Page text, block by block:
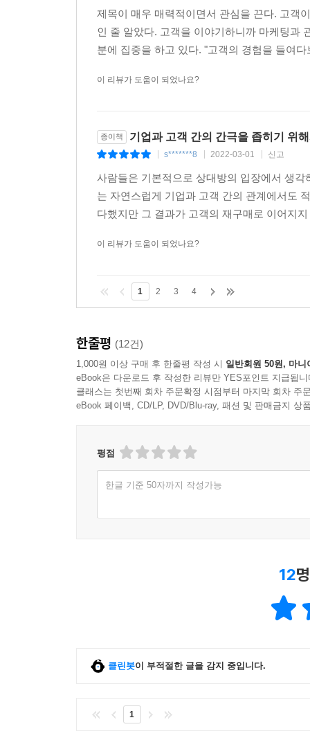
제목이 매우 매력적이면서 관심을 끈다. 고객
인 줄 알았다. 고객을 이야기하니까 마케팅과
분에 집중을 하고 있다. "고객의 경험을 들여
이 리뷰가 도움이 되었나요?
종이책 기업과 고객 간의 간극을 좁히기 위
s*******8 2022-03-01 신고
사람들은 기본적으로 상대방의 입장에서 생
는 자연스럽게 기업과 고객 간의 관계에서도
다했지만 그 결과가 고객의 재구매로 이어지
이 리뷰가 도움이 되었나요?
1 2 3 4
한줄평 (12건)
1,000원 이상 구매 후 한줄평 작성 시 일반회원 50원, 마니
eBook은 다운로드 후 작성한 리뷰만 YES포인트 지급됩니
클래스는 첫번째 회차 주문확정 시점부터 마지막 회차 주
eBook 페이백, CD/LP, DVD/Blu-ray, 패션 및 판매금지 상
평점
한글 기준 50자까지 작성가능
12
클린봇이 부적절한 글을 감지 중입니다.
1